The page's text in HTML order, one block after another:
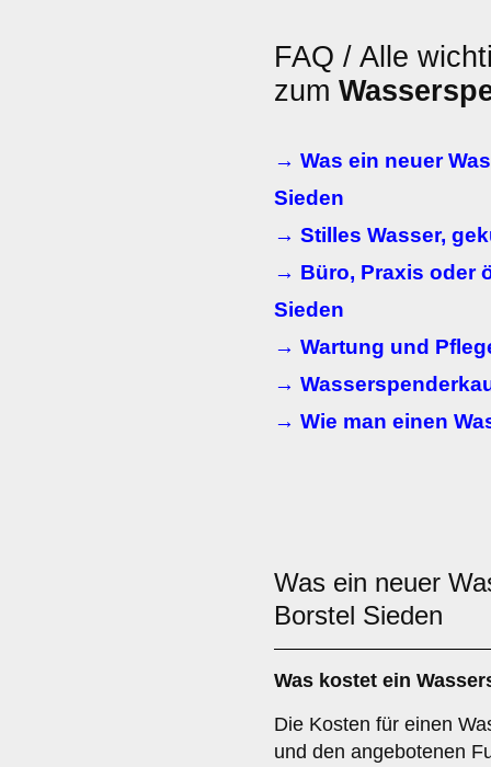
FAQ / Alle
zum
→ Was ein neuer
Sieden
→ Stilles Wasser,
→ Büro, Praxis oder
Sieden
→ Wartung und
→
→ Wie man einen
Was ein neuer
Borstel Sieden
Was kostet ein
Die Kosten für einen
und den angebotenen